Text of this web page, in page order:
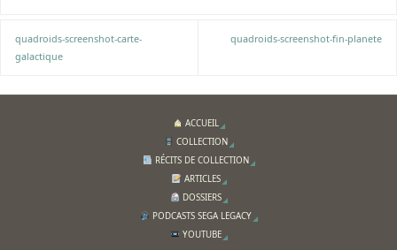
quadroids-screenshot-carte-
galactique
quadroids-screenshot-fin-planete
ACCUEIL
COLLECTION
RÉCITS DE COLLECTION
ARTICLES
DOSSIERS
PODCASTS SEGA LEGACY
YOUTUBE